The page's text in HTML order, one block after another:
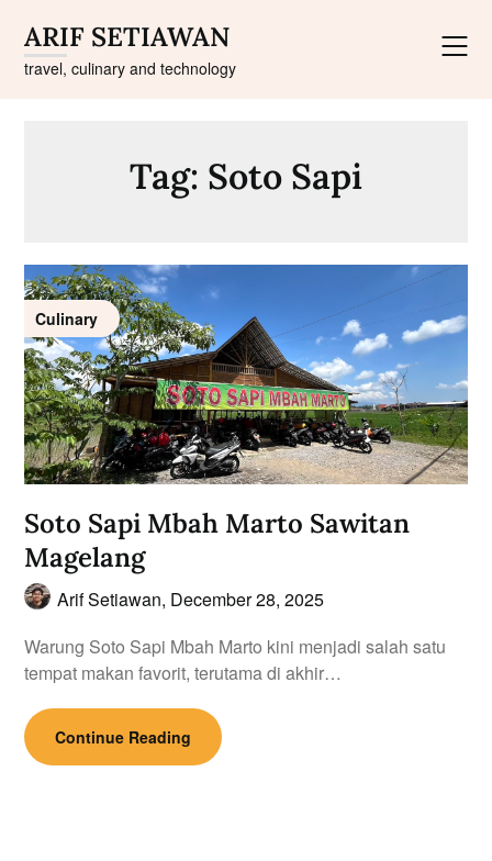
content
ARIF SETIAWAN
travel, culinary and technology
Tag: Soto Sapi
Culinary
Soto Sapi Mbah Marto Sawitan
Magelang
Arif Setiawan, December 28, 2025
Warung Soto Sapi Mbah Marto kini menjadi salah satu
tempat makan favorit, terutama di akhir…
Continue Reading